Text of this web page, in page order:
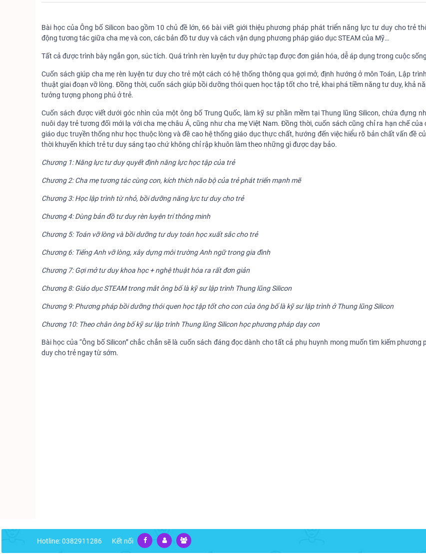
Bài học của Ông bố Silicon bao gồm 10 chủ đề lớn, 66 bài viết giới thiệu phương pháp phát triển năng lực tư duy cho trẻ
động tương tác giữa cha mẹ và con, các bản đồ tư duy và cách vận dụng phương pháp giáo dục STEAM của Mỹ…
Tất cả được trình bày ngắn gọn, súc tích. Quá trình rèn luyện tư duy phức tạp được đơn giản hóa, dễ áp dụng trong cuộc
Cuốn sách giúp cha mẹ rèn luyện tư duy cho trẻ một cách có hệ thống thông qua gợi mở, định hướng ở môn Toán, Lập
thuật giai đoạn vỡ lòng. Đồng thời, cuốn sách giúp bồi dưỡng thói quen học tập tốt cho trẻ, khai phá tiềm năng tư duy, khả
tưởng tượng phong phú ở trẻ.
Cuốn sách được viết dưới góc nhìn của một ông bố Trung Quốc, làm kỹ sư phần mềm tại Thung lũng Silicon, chứa đựng
nuôi dạy trẻ tương đối mới lạ với cha mẹ châu Á, cũng như cha mẹ Việt Nam. Đồng thời, cuốn sách cũng chỉ ra hạn chế
giáo dục truyền thống như học thuộc lòng và đề cao hệ thống giáo dục thực chất, hướng đến việc hiểu rõ bản chất vấn đề
thời khuyến khích trẻ tư duy sáng tạo chứ không chỉ rập khuôn làm theo những gì được dạy bảo.
Chương 1: Năng lực tư duy quyết định năng lực học tập của trẻ
Chương 2: Cha mẹ tương tác cùng con, kích thích não bộ của trẻ phát triển mạnh mẽ
Chương 3: Học lập trình từ nhỏ, bồi dưỡng năng lực tư duy cho trẻ
Chương 4: Dùng bản đồ tư duy rèn luyện trí thông minh
Chương 5: Toán vỡ lòng và bồi dưỡng tư duy toán học xuất sắc cho trẻ
Chương 6: Tiếng Anh vỡ lòng, xây dựng môi trường Anh ngữ trong gia đình
Chương 7: Gợi mở tư duy khoa học + nghệ thuật hóa ra rất đơn giản
Chương 8: Giáo dục STEAM trong mắt ông bố là kỹ sư lập trình Thung lũng Silicon
Chương 9: Phương pháp bồi dưỡng thói quen học tập tốt cho con của ông bố là kỹ sư lập trình ở Thung lũng Silicon
Chương 10: Theo chân ông bố kỹ sư lập trình Thung lũng Silicon học phương pháp dạy con
Bài học của “Ông bố Silicon” chắc chắn sẽ là cuốn sách đáng đọc dành cho tất cả phụ huynh mong muốn tìm kiếm
duy cho trẻ ngay từ sớm.
Hotline: 0382911286 Kết nối